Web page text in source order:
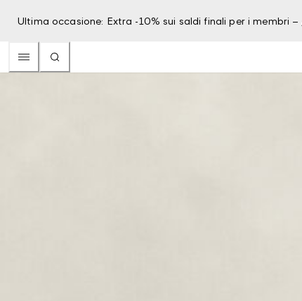
Ultima occasione: Extra -10% sui saldi finali per i membri –